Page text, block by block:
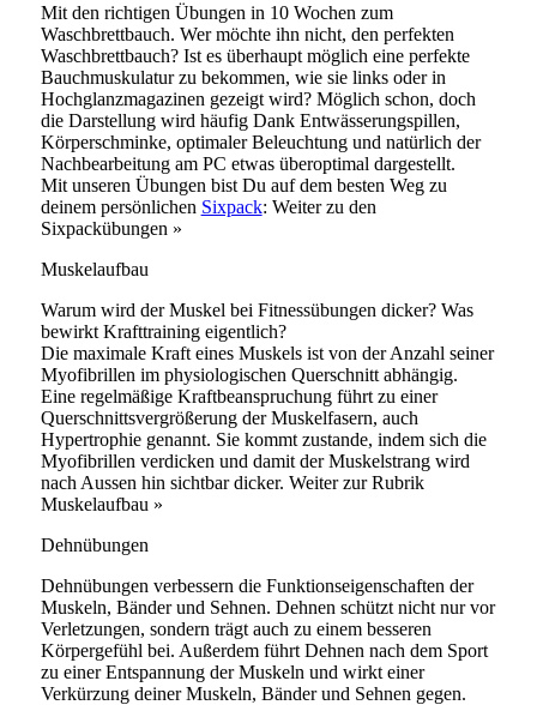
Mit den richtigen Übungen in 10 Wochen zum
Waschbrettbauch. Wer möchte ihn nicht, den perfekten
Waschbrettbauch? Ist es überhaupt möglich eine perfekte
Bauchmuskulatur zu bekommen, wie sie links oder in
Hochglanzmagazinen gezeigt wird? Möglich schon, doch
die Darstellung wird häufig Dank Entwässerungspillen,
Körperschminke, optimaler Beleuchtung und natürlich der
Nachbearbeitung am PC etwas überoptimal dargestellt.
Mit unseren Übungen bist Du auf dem besten Weg zu
deinem persönlichen Sixpack: Weiter zu den
Sixpackübungen »
Muskelaufbau
Warum wird der Muskel bei Fitnessübungen dicker? Was
bewirkt Krafttraining eigentlich?
Die maximale Kraft eines Muskels ist von der Anzahl seiner
Myofibrillen im physiologischen Querschnitt abhängig.
Eine regelmäßige Kraftbeanspruchung führt zu einer
Querschnittsvergrößerung der Muskelfasern, auch
Hypertrophie genannt. Sie kommt zustande, indem sich die
Myofibrillen verdicken und damit der Muskelstrang wird
nach Aussen hin sichtbar dicker. Weiter zur Rubrik
Muskelaufbau »
Dehnübungen
Dehnübungen verbessern die Funktionseigenschaften der
Muskeln, Bänder und Sehnen. Dehnen schützt nicht nur vor
Verletzungen, sondern trägt auch zu einem besseren
Körpergefühl bei. Außerdem führt Dehnen nach dem Sport
zu einer Entspannung der Muskeln und wirkt einer
Verkürzung deiner Muskeln, Bänder und Sehnen gegen.